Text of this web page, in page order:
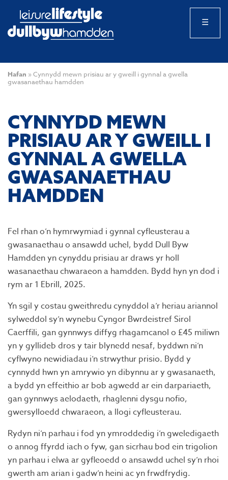
☰
Hafan » Cynnydd mewn prisiau ar y gweill i gynnal a gwella
gwasanaethau hamdden
CYNNYDD MEWN
PRISIAU AR Y GWEILL I
GYNNAL A GWELLA
GWASANAETHAU
HAMDDEN
Fel rhan o’n hymrwymiad i gynnal cyfleusterau a
gwasanaethau o ansawdd uchel, bydd Dull Byw
Hamdden yn cynyddu prisiau ar draws yr holl
wasanaethau chwaraeon a hamdden. Bydd hyn yn dod i
rym ar 1 Ebrill, 2025.
Yn sgil y costau gweithredu cynyddol a’r heriau ariannol
sylweddol sy’n wynebu Cyngor Bwrdeistref Sirol
Caerffili, gan gynnwys diffyg rhagamcanol o £45 miliwn
yn y gyllideb dros y tair blynedd nesaf, byddwn ni’n
cyflwyno newidiadau i’n strwythur prisio. Bydd y
cynnydd hwn yn amrywio yn dibynnu ar y gwasanaeth,
a bydd yn effeithio ar bob agwedd ar ein darpariaeth,
gan gynnwys aelodaeth, rhaglenni dysgu nofio,
gwersylloedd chwaraeon, a llogi cyfleusterau.
Rydyn ni’n parhau i fod yn ymroddedig i’n gweledigaeth
o annog ffyrdd iach o fyw, gan sicrhau bod ein trigolion
yn parhau i elwa ar gyfleoedd o ansawdd uchel sy’n rhoi
gwerth am arian i gadw’n heini ac yn frwdfrydig.